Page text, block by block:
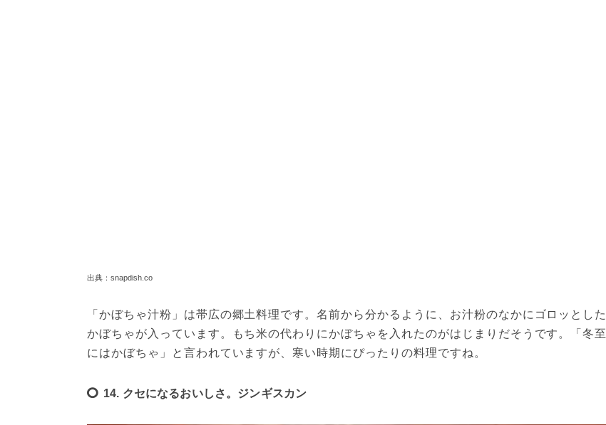
出典：snapdish.co
「かぼちゃ汁粉」は帯広の郷土料理です。名前から分かるように、お汁粉のなかにゴロッとした
かぼちゃが入っています。もち米の代わりにかぼちゃを入れたのがはじまりだそうです。「冬至
にはかぼちゃ」と言われていますが、寒い時期にぴったりの料理ですね。
14. クセになるおいしさ。ジンギスカン